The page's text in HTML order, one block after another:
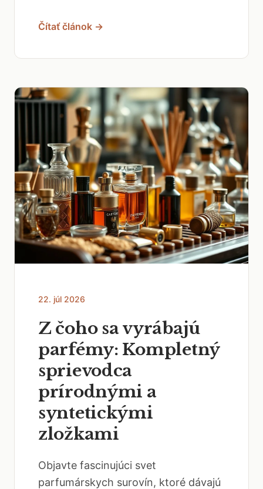
Čítať článok →
22. júl 2026
Z čoho sa vyrábajú
parfémy: Kompletný
sprievodca
prírodnými a
syntetickými
zložkami
Objavte fascinujúci svet
parfumárskych surovín, ktoré dávajú